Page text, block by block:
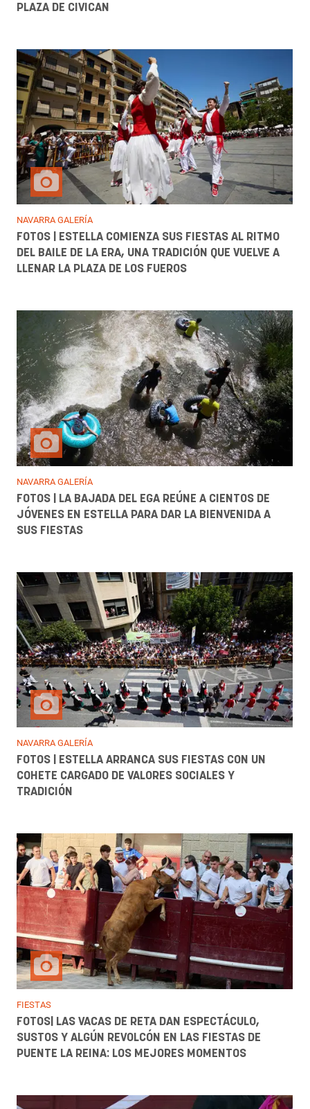
PLAZA DE CIVICAN
NAVARRA GALERÍA
FOTOS | ESTELLA COMIENZA SUS FIESTAS AL RITMO
DEL BAILE DE LA ERA, UNA TRADICIÓN QUE VUELVE A
LLENAR LA PLAZA DE LOS FUEROS
NAVARRA GALERÍA
FOTOS | LA BAJADA DEL EGA REÚNE A CIENTOS DE
JÓVENES EN ESTELLA PARA DAR LA BIENVENIDA A
SUS FIESTAS
NAVARRA GALERÍA
FOTOS | ESTELLA ARRANCA SUS FIESTAS CON UN
COHETE CARGADO DE VALORES SOCIALES Y
TRADICIÓN
FIESTAS
FOTOS| LAS VACAS DE RETA DAN ESPECTÁCULO,
SUSTOS Y ALGÚN REVOLCÓN EN LAS FIESTAS DE
PUENTE LA REINA: LOS MEJORES MOMENTOS